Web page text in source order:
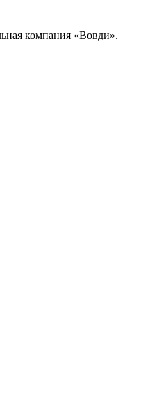
компания «Вовди».